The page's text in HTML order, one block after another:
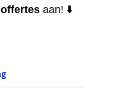
offertes aan! ⬇️